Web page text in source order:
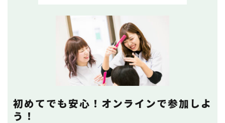
初めてでも安心！オンラインで参加しよ
う！